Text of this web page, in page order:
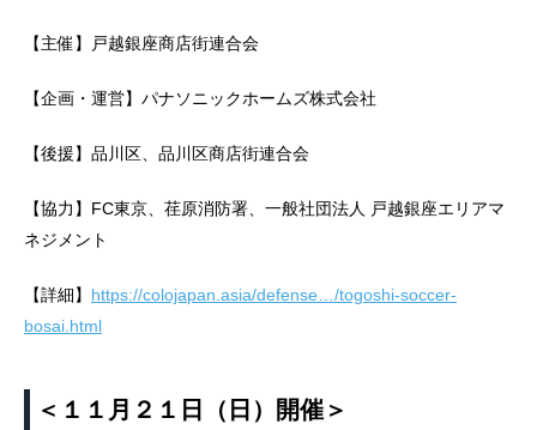
【主催】戸越銀座商店街連合会
【企画・運営】パナソニックホームズ株式会社
【後援】品川区、品川区商店街連合会
【協力】FC東京、荏原消防署、一般社団法人 戸越銀座エリアマ
ネジメント
【詳細】 https://colojapan.asia/defense…/togoshi-soccer-
bosai.html
＜１１月２１日（日）開催＞